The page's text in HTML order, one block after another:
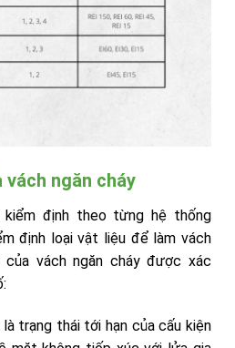
ngăn cháy
kiểm định theo từng hệ thống
định loại vật liệu để làm vách
của vách ngăn cháy được xác
trạng thái tới hạn của cấu kiện